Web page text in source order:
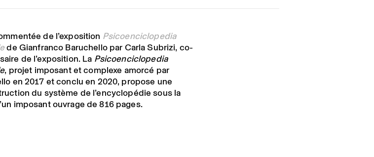
de l’exposition Psicoenciclopedia
de Gianfranco Baruchello par Carla Subrizi, co-
de l’exposition. La Psicoenciclopedia
, projet imposant et complexe amorcé par
en 2017 et conclu en 2020, propose une
du système de l’encyclopédie sous la
imposant ouvrage de 816 pages.